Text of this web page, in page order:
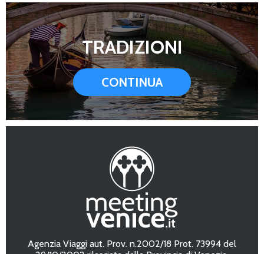
TRADIZIONI
CONTINUA
Agenzia Viaggi aut. Prov. n.2002/18 Prot. 73994 del